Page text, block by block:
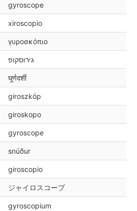
gyroscope
xiroscopio
γυροσκόπιο
גירוסקופ
घूर्णदर्शी
giroszkóp
giroskopo
gyroscope
snúður
giroscopio
ジャイロスコープ
gyroscopium